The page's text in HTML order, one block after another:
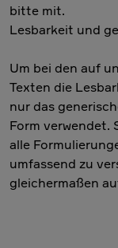
bitte mit.
Lesbarkeit und
Um bei den auf
Texten die
nur das
Form verwendet.
alle
umfassend zu
gleichermaßen